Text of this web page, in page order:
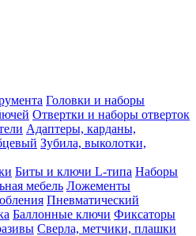
Головки и наборы
Отвертки и наборы отверток
Адаптеры, карданы,
Зубила, выколотки,
Биты и ключи L-типа Наборы
мебель Ложементы
Пневматический
Баллонные ключи Фиксаторы
Сверла, метчики, плашки